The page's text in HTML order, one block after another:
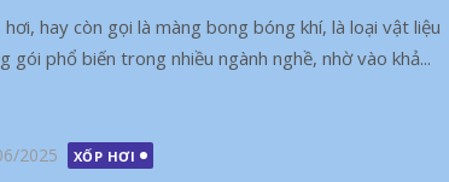
hơi, hay còn gọi là màng bong bóng khí, là loại vật liệu
gói phổ biến trong nhiều ngành nghề, nhờ vào khả...
2025 XỐP HƠI